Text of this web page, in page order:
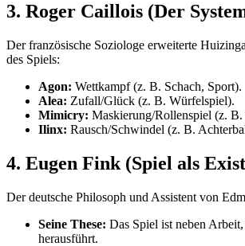
3. Roger Caillois (Der
Der französische Soziologe erweiterte
des Spiels:
Agon: Wettkampf (z. B. Schach, Sport).
Alea: Zufall/Glück (z. B. Würfelspiel).
Mimicry: Maskierung/Rollenspiel (z. B.
Ilinx: Rausch/Schwindel (z. B.
4. Eugen Fink (Spiel als
Der deutsche Philosoph und Assistent von
Seine These: Das Spiel ist neben
herausführt.